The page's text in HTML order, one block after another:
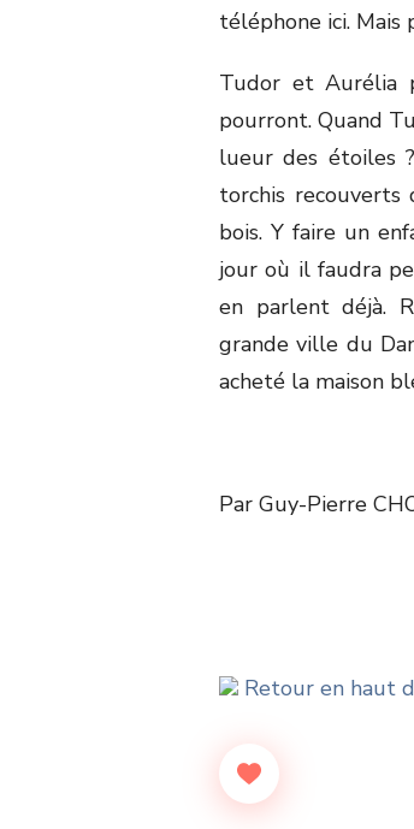
téléphone ici.
Tudor et Aurélia
pourront. Quand
lueur des étoiles
torchis recouverts
bois. Y faire un
jour où il faudra
en parlent déjà.
grande ville du
acheté la maison
Par Guy-Pierre
Retour en haut